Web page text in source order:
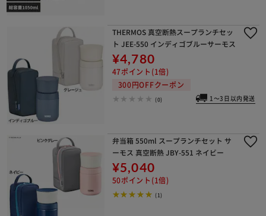
THERMOS 真空断熱スープランチセッ
ト JEE-550 インディゴブルーサーモス
¥4,780
47ポイント(1倍)
300円OFFクーポン
(0) 1～3日以内発送
弁当箱 550ml スープランチセット サ
ーモス 真空断熱 JBY-551 ネイビー
¥5,040
50ポイント(1倍)
(1)